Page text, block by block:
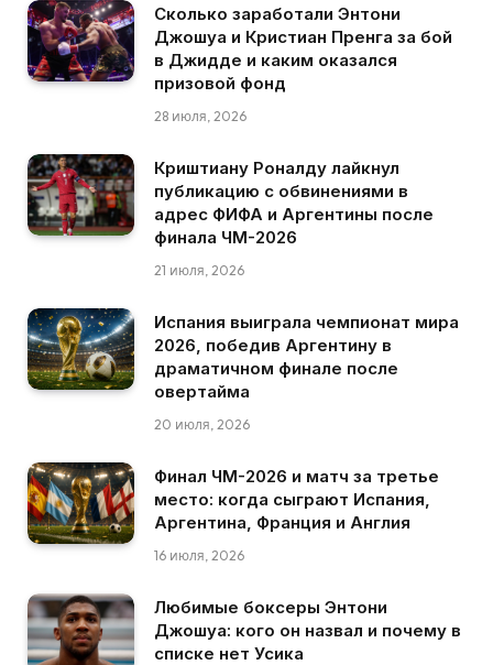
Сколько заработали Энтони
Джошуа и Кристиан Пренга за бой
в Джидде и каким оказался
призовой фонд
28 июля, 2026
Криштиану Роналду лайкнул
публикацию с обвинениями в
адрес ФИФА и Аргентины после
финала ЧМ-2026
21 июля, 2026
Испания выиграла чемпионат мира
2026, победив Аргентину в
драматичном финале после
овертайма
20 июля, 2026
Финал ЧМ-2026 и матч за третье
место: когда сыграют Испания,
Аргентина, Франция и Англия
16 июля, 2026
Любимые боксеры Энтони
Джошуа: кого он назвал и почему в
списке нет Усика